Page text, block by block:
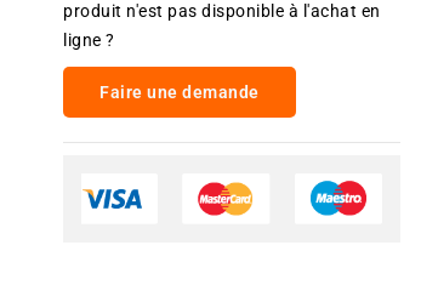
produit n'est pas disponible à l'achat en
ligne ?
Faire une demande